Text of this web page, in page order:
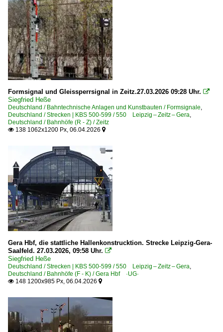
Bahnhöfe (stillgelegt)
Reuden
Bahntechnische Anlagen und Kunstbauten
Bahnübergänge
Formsignale
Lichtsignale
Schilder für den Bahnverkehr
Signaltechnik/Sicherungstechnik
Stellwerke
~ Sonstiges
Dampfloks
BR 03 DB 003 · DR 03.2
BR 41 DR 41.1 ·Reko-Lok·
BR 52 DR 52.1-7/52.9 ·Kriegslok·
BR 52.8 DR 52.8 ·DR-Rekolok·
Dieselloks | 92 80
1 202 BR 202 DR 112 · DR 110 DR V 100.1
1 218 BR 218 Lokportraits
1 218 BR 218 Private
1 227 BR 227 ·NoHAB AA16· 'V 170'
Formsignal und Gleissperrsignal in Zeitz.27.03.2026 09:28 Uhr. 
Siegfried Heße
Deutschland / Bahntechnische Anlagen und Kunstbauten / Formsignale,
Deutschland / Strecken | KBS 500-599 / 550 Leipzig – Zeitz – Gera,
Deutschland / Bahnhöfe (R - Z) / Zeitz
 138 1062x1200 Px, 06.04.2026 
Gera Hbf, die stattliche Hallenkonstrucktion. Strecke Leipzig-Gera-
Saalfeld. 27.03.2026, 09:58 Uhr. 
Siegfried Heße
Deutschland / Strecken | KBS 500-599 / 550 Leipzig – Zeitz – Gera,
Deutschland / Bahnhöfe (F - K) / Gera Hbf ·UG·
 148 1200x985 Px, 06.04.2026 